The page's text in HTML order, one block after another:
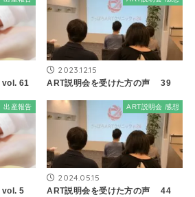
vol. 61
2023.12.15
ART説明会を受けた方の声 39
出産報告
vol. 5
ART説明会 感想
2024.05.15
ART説明会を受けた方の声 44